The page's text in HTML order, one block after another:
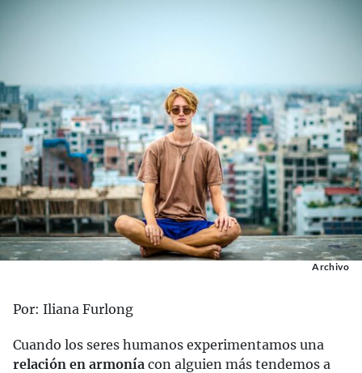
Archivo
Por: Iliana Furlong
Cuando los seres humanos experimentamos una
relación en armonía con alguien más tendemos a